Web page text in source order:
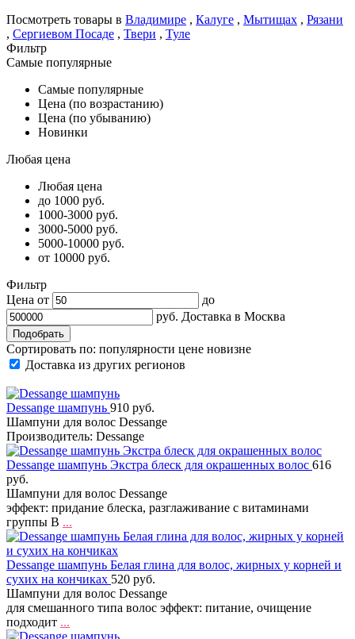
Посмотреть товары в Владимире , Калуге , Мытищах , Рязани
, Сергиевом Посаде , Твери , Туле
Фильтр
Самые популярные
Самые популярные
Цена (по возрастанию)
Цена (по убыванию)
Новинки
Любая цена
Любая цена
до 1000 руб.
1000-3000 руб.
3000-5000 руб.
5000-10000 руб.
от 10000 руб.
Фильтр
Цена от
до
руб. Доставка в Москва
Сортировать по: популярности цене новизне
Доставка из других регионов
Dessange шампунь 910 руб.
Шампуни для волос Dessange
Производитель: Dessange
Dessange шампунь Экстра блеск для окрашенных волос 616
руб.
Шампуни для волос Dessange
эффект: придание блеска, разглаживание с витаминами
группы B ...
Dessange шампунь Белая глина для волос, жирных у корней и
сухих на кончиках 520 руб.
Шампуни для волос Dessange
для смешанного типа волос эффект: питание, очищение
подходит ...